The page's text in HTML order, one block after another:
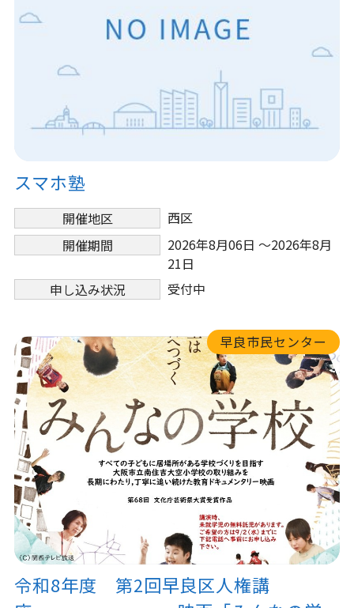
スマホ塾
開催地区
西区
開催期間
2026年8月06日 ～2026年8月
21日
申し込み状況
受付中
早良市民センター
令和8年度 第2回早良区人権講